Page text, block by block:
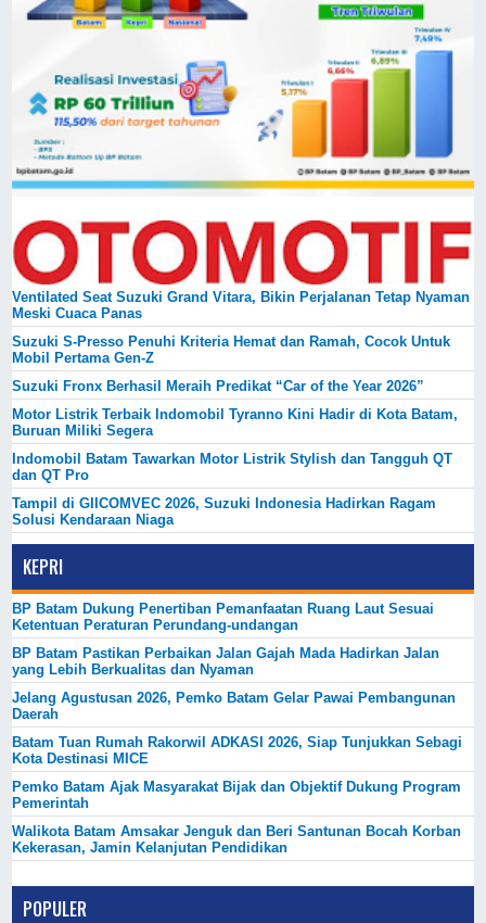
Ventilated Seat Suzuki Grand Vitara, Bikin Perjalanan Tetap Nyaman
Meski Cuaca Panas
Suzuki S-Presso Penuhi Kriteria Hemat dan Ramah, Cocok Untuk
Mobil Pertama Gen-Z
Suzuki Fronx Berhasil Meraih Predikat “Car of the Year 2026”
Motor Listrik Terbaik Indomobil Tyranno Kini Hadir di Kota Batam,
Buruan Miliki Segera
Indomobil Batam Tawarkan Motor Listrik Stylish dan Tangguh QT
dan QT Pro
Tampil di GIICOMVEC 2026, Suzuki Indonesia Hadirkan Ragam
Solusi Kendaraan Niaga
KEPRI
BP Batam Dukung Penertiban Pemanfaatan Ruang Laut Sesuai
Ketentuan Peraturan Perundang-undangan
BP Batam Pastikan Perbaikan Jalan Gajah Mada Hadirkan Jalan
yang Lebih Berkualitas dan Nyaman
Jelang Agustusan 2026, Pemko Batam Gelar Pawai Pembangunan
Daerah
Batam Tuan Rumah Rakorwil ADKASI 2026, Siap Tunjukkan Sebagi
Kota Destinasi MICE
Pemko Batam Ajak Masyarakat Bijak dan Objektif Dukung Program
Pemerintah
Walikota Batam Amsakar Jenguk dan Beri Santunan Bocah Korban
Kekerasan, Jamin Kelanjutan Pendidikan
POPULER